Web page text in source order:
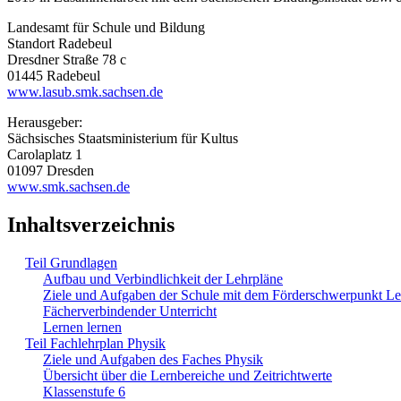
Landesamt für Schule und Bildung
Standort Radebeul
Dresdner Straße 78 c
01445 Radebeul
www.lasub.smk.sachsen.de
Herausgeber:
Sächsisches Staatsministerium für Kultus
Carolaplatz 1
01097 Dresden
www.smk.sachsen.de
Inhaltsverzeichnis
Teil Grundlagen
Aufbau und Verbindlichkeit der Lehrpläne
Ziele und Aufgaben der Schule mit dem Förderschwerpunkt
Fächerverbindender Unterricht
Lernen lernen
Teil Fachlehrplan Physik
Ziele und Aufgaben des Faches Physik
Übersicht über die Lernbereiche und Zeitrichtwerte
Klassenstufe 6